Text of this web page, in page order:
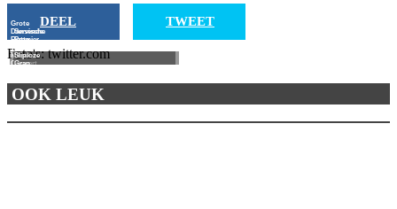
DEEL TWEET
Foto's: twitter.com
Grote
Dansende
Rutte
Muse
Concert
Servische
Premier
Sliploze
Grap
OOK LEUK